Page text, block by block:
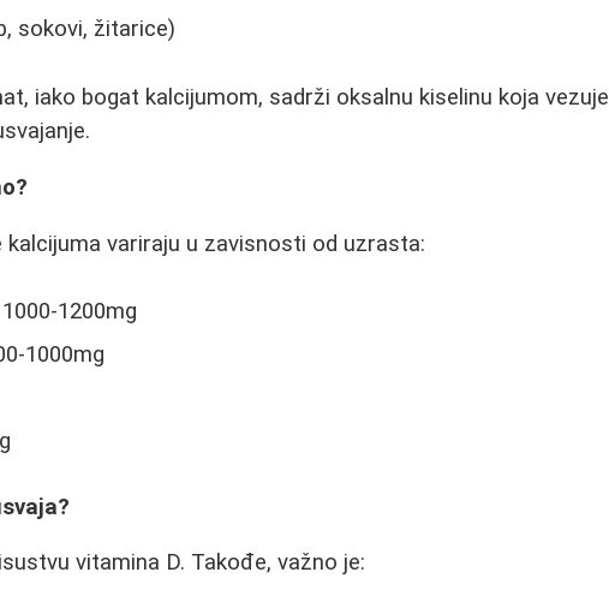
sokovi, žitarice)
iako bogat kalcijumom, sadrži oksalnu kiselinu koja vezuje
kalcijuma variraju u zavisnosti od uzrasta:
1200mg
1000mg
vitamina D. Takođe, važno je: